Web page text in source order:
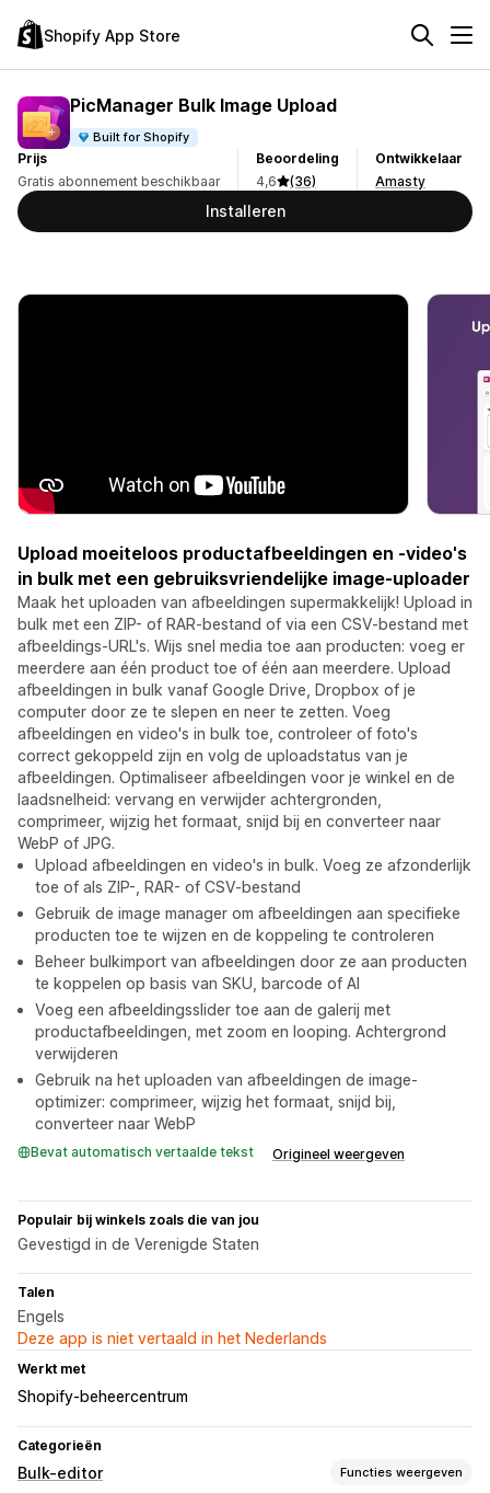
Shopify App Store
PicManager Bulk Image Upload
Built for Shopify
Prijs
Gratis abonnement beschikbaar
Beoordeling
4,6
(36)
Ontwikkelaar
Amasty
Installeren
Upload moeiteloos productafbeeldingen en -video's
in bulk met een gebruiksvriendelijke image-uploader
Maak het uploaden van afbeeldingen supermakkelijk! Upload in
bulk met een ZIP- of RAR-bestand of via een CSV-bestand met
afbeeldings-URL's. Wijs snel media toe aan producten: voeg er
meerdere aan één product toe of één aan meerdere. Upload
afbeeldingen in bulk vanaf Google Drive, Dropbox of je
computer door ze te slepen en neer te zetten. Voeg
afbeeldingen en video's in bulk toe, controleer of foto's
correct gekoppeld zijn en volg de uploadstatus van je
afbeeldingen. Optimaliseer afbeeldingen voor je winkel en de
laadsnelheid: vervang en verwijder achtergronden,
comprimeer, wijzig het formaat, snijd bij en converteer naar
WebP of JPG.
Upload afbeeldingen en video's in bulk. Voeg ze afzonderlijk
toe of als ZIP-, RAR- of CSV-bestand
Gebruik de image manager om afbeeldingen aan specifieke
producten toe te wijzen en de koppeling te controleren
Beheer bulkimport van afbeeldingen door ze aan producten
te koppelen op basis van SKU, barcode of AI
Voeg een afbeeldingsslider toe aan de galerij met
productafbeeldingen, met zoom en looping. Achtergrond
verwijderen
Gebruik na het uploaden van afbeeldingen de image-
optimizer: comprimeer, wijzig het formaat, snijd bij,
converteer naar WebP
Bevat automatisch vertaalde tekst Origineel weergeven
Populair bij winkels zoals die van jou
Gevestigd in de Verenigde Staten
Talen
Engels
Deze app is niet vertaald in het Nederlands
Werkt met
Shopify-beheercentrum
Categorieën
Bulk-editor Functies weergeven